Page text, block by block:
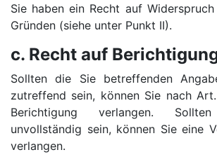
Sie haben ein Recht auf
Gründen (siehe unter Punkt II).
c. Recht auf
Sollten die Sie betreffenden
zutreffend sein, können Sie nach
Berichtigung verlangen.
unvollständig sein, können Sie eine
verlangen.